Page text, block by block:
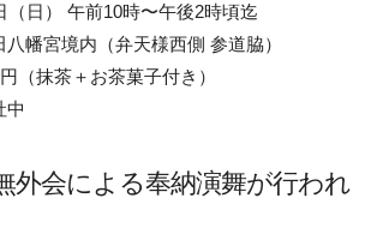
（日） 午前10時〜午後2時頃迄
幡宮境内（弁天様西側 参道脇）
（抹茶＋お茶菓子付き）
中
外会による奉納演舞が行われ